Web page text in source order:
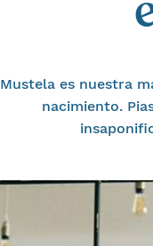
Mustela es nuestra
nacimiento.